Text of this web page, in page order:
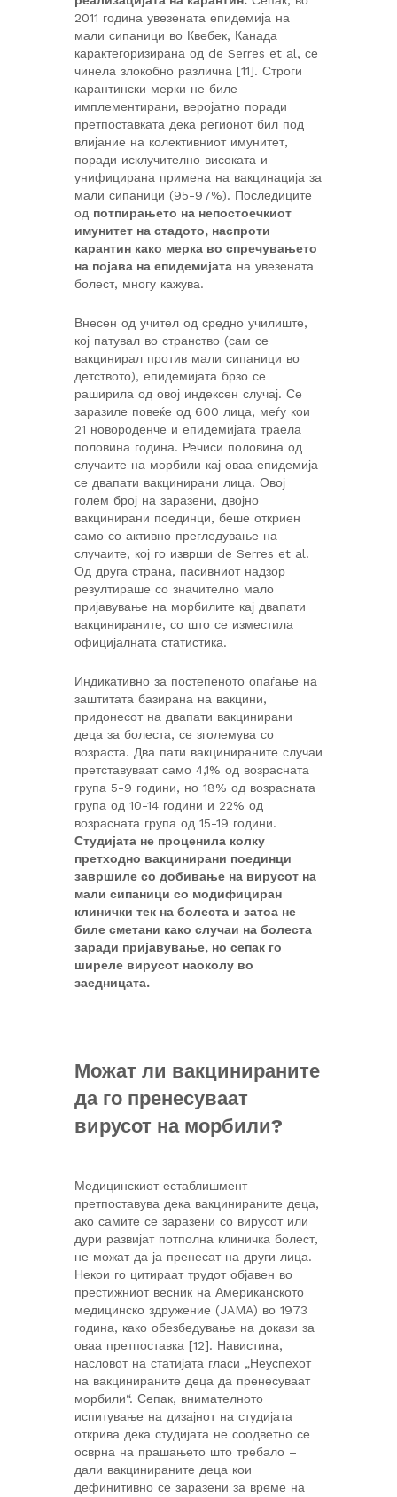
2011 година увезената епидемија на
мали сипаници во Квебек, Канада
карактегоризирана од de Serres et al, се
чинела злокобно различна [11]. Строги
карантински мерки не биле
имплементирани, веројатно поради
претпоставката дека регионот бил под
влијание на колективниот имунитет,
поради исклучително високата и
унифицирана примена на вакцинација за
мали сипаници (95-97%). Последиците
од потпирањето на непостоечкиот
имунитет на стадото, наспроти
карантин како мерка во спречувањето
на појава на епидемијата на увезената
болест, многу кажува.
Внесен од учител од средно училиште,
кој патувал во странство (сам се
вакцинирал против мали сипаници во
детството), епидемијата брзо се
раширила од овој индексен случај. Се
заразиле повеќе од 600 лица, меѓу кои
21 новороденче и епидемијата траела
половина година. Речиси половина од
случаите на морбили кај оваа епидемија
се двапати вакцинирани лица. Овој
голем број на заразени, двојно
вакцинирани поединци, беше откриен
само со активно прегледување на
случаите, кој го изврши de Serres et al.
Од друга страна, пасивниот надзор
резултираше со значително мало
пријавување на морбилите кај двапати
вакцинираните, со што се изместила
официјалната статистика.
Индикативно за постепеното опаѓање на
заштитата базирана на вакцини,
придонесот на двапати вакцинирани
деца за болеста, се зголемува со
возраста. Два пати вакцинираните случаи
претставуваат само 4,1% од возрасната
група 5-9 години, но 18% од возрасната
група од 10-14 години и 22% од
возрасната група од 15-19 години.
Студијата не проценила колку
претходно вакцинирани поединци
завршиле со добивање на вирусот на
мали сипаници со модифициран
клинички тек на болеста и затоа не
биле сметани како случаи на болеста
заради пријавување, но сепак го
ширеле вирусот наоколу во
заедницата.
Можат ли вакцинираните
да го пренесуваат
вирусот на морбили?
Медицинскиот естаблишмент
претпоставува дека вакцинираните деца,
ако самите се заразени со вирусот или
дури развијат потполна клиничка болест,
не можат да ја пренесат на други лица.
Некои го цитираат трудот објавен во
престижниот весник на Американското
медицинско здружение (JAMA) во 1973
година, како обезбедување на докази за
оваа претпоставка [12]. Навистина,
насловот на статијата гласи „Неуспехот
на вакцинираните деца да пренесуваат
морбили“. Сепак, внимателното
испитување на дизајнот на студијата
открива дека студијата не соодветно се
осврна на прашањето што требало –
дали вакцинираните деца кои
дефинитивно се заразени за време на